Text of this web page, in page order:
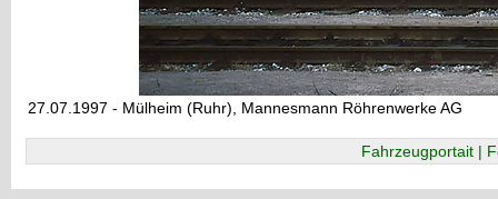
27.07.1997 - Mülheim (Ruhr), Mannesmann Röhrenwerke AG
Fahrzeugportait |